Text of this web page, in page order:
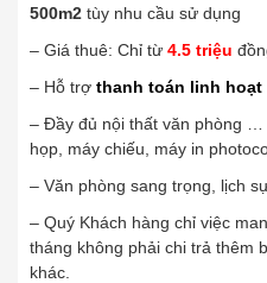
500m2 tùy nhu cầu sử dụng
– Giá thuê: Chỉ từ 4.5 triệu
– Hỗ trợ thanh toán linh hoạt
– Đầy đủ nội thất văn phòng …
họp, máy chiếu, máy in
– Văn phòng sang trọng, lịch
– Quý Khách hàng chỉ việc
tháng không phải chi trả thêm
khác.